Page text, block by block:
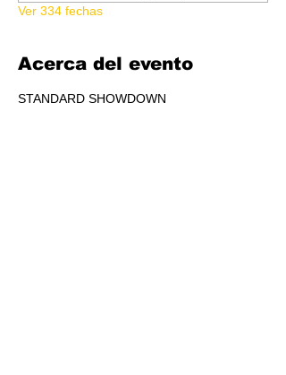
Ver 334 fechas
Acerca del evento
STANDARD SHOWDOWN